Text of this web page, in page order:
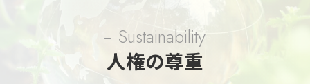
Sustainability
人権の尊重